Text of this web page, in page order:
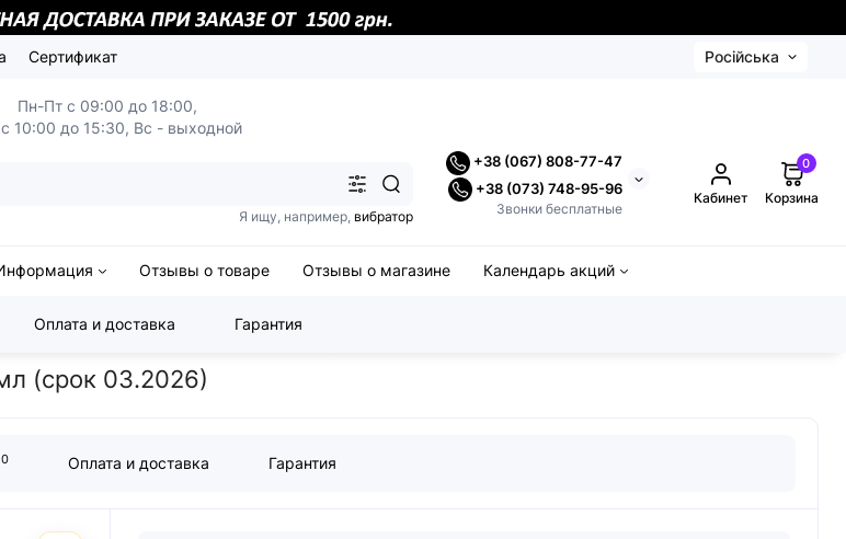
Сертификат Російська
Пн-Пт с 09:00 до 18:00,
10:00 до 15:30, Вс - выходной
+38 (067) 808-77-47
+38 (073) 748-95-96
Звонки бесплатные
Я ищу, например, вибратор
Кабинет
0
Корзина
Отзывы о товаре Отзывы о магазине Календарь акций
Оплата и доставка Гарантия
03.2026)
(срок 03.2026)
0 Оплата и доставка Гарантия